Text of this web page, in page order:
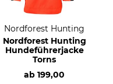
Nordforest Hunting
Nordforest Hunting
Hundeführerjacke
Torns
ab 199,00